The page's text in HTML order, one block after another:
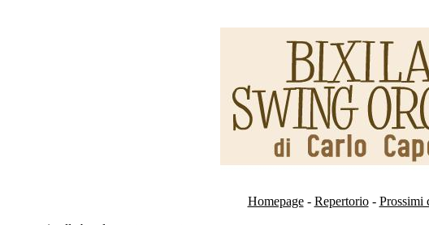
Homepage- Repertorio- Prossimi